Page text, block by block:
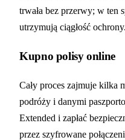
trwała bez przerwy; w ten
utrzymują ciągłość ochrony.
Kupno polisy online
Cały proces zajmuje kilka
podróży i danymi
Extended i zapłać
przez szyfrowane